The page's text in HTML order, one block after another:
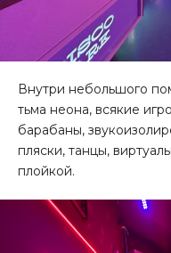
Внутри небольшого
тьма неона, всякие
барабаны,
пляски, танцы,
плойкой.